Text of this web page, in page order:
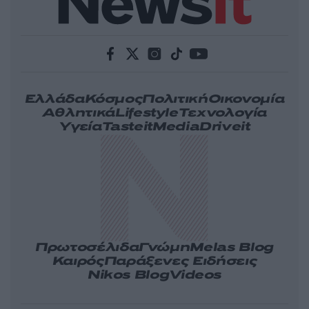
ΕλλάδαΚόσμοςΠολιτικήΟικονομία
ΑθλητικάLifestyleΤεχνολογία
ΥγείαTasteitMediaDriveit
ΠρωτοσέλιδαΓνώμηMelas Blog
ΚαιρόςΠαράξενες Ειδήσεις
Nikos BlogVideos